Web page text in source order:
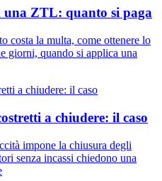
ZTL: quanto si paga
costa la multa, come ottenere lo
giorni, quando si applica una
a chiudere: il caso
impone la chiusura degli
senza incassi chiedono una